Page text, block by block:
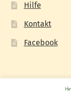
Hilfe
Kontakt
Facebook